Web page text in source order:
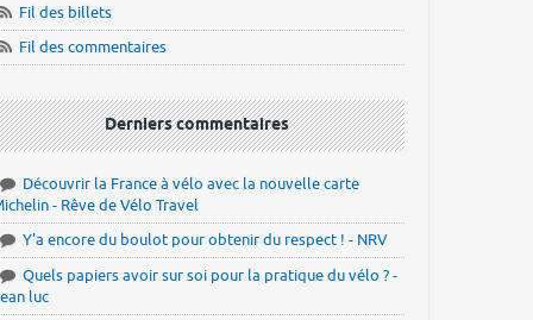
Fil des billets
Fil des commentaires
Derniers commentaires
Découvrir la France à vélo avec la nouvelle carte
- Rêve de Vélo Travel
Y'a encore du boulot pour obtenir du respect ! - NRV
Quels papiers avoir sur soi pour la pratique du vélo ? -
luc